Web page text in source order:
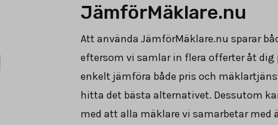
JämförMäklare.nu
Att använda JämförMäklare.nu sparar
eftersom vi samlar in flera offerter åt dig
enkelt jämföra både pris och
hitta det bästa alternativet. Dessutom
med att alla mäklare vi samarbetar med